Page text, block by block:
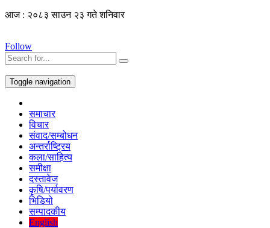
आज : २०८३ साउन २३ गते शनिवार
Follow
Toggle navigation
समाचार
विचार
संवाद/सम्बोधन
अन्तर्राष्ट्रिय
कला/साहित्य
समीक्षा
दस्तावेज
कृषि/पर्यावरण
भिडियो
सम्पादकीय
English